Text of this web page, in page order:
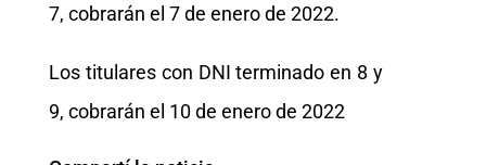
7, cobrarán el 7 de enero de 2022.
Los titulares con DNI terminado en 8 y
9, cobrarán el 10 de enero de 2022